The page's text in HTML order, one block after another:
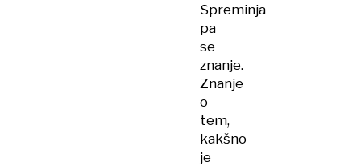
Spreminja
pa
se
znanje.
Znanje
o
tem,
kakšno
je